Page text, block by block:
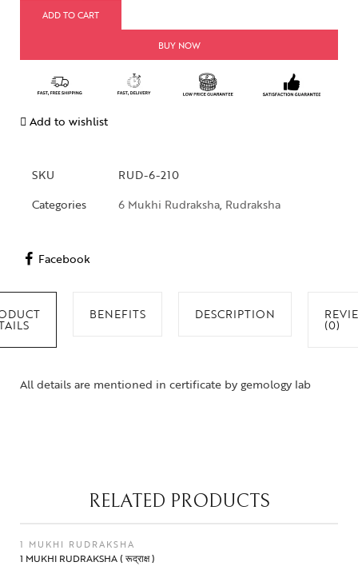
ADD TO CART
BUY NOW
Add to wishlist
SKU
RUD-6-210
Categories
6 Mukhi Rudraksha, Rudraksha
Facebook
BENEFITS DESCRIPTION
(0)
All details are mentioned in certificate by gemology lab
RELATED PRODUCTS
1 MUKHI RUDRAKSHA
1 MUKHI RUDRAKSHA ( रूद्राक्ष )